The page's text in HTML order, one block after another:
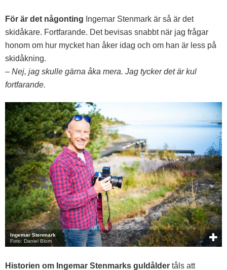
För är det någonting Ingemar Stenmark är så är det
skidåkare. Fortfarande. Det bevisas snabbt när jag frågar
honom om hur mycket han åker idag och om han är less på
skidåkning.
– Nej, jag skulle gärna åka mera. Jag tycker det är kul
fortfarande.
Ingemar Stenmark
Foto: Daniel Blom
Historien om Ingemar Stenmarks guldålder tåls att